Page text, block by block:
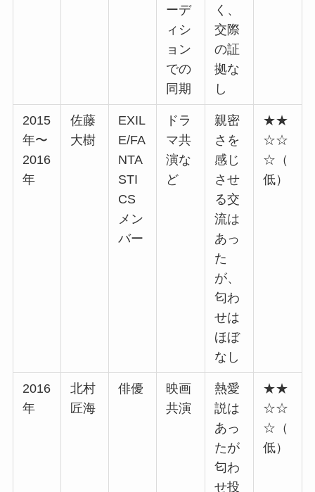
ーデ
ィシ
ョン
での
同期
く、
交際
の証
拠な
し
2015
年〜
2016
年
佐藤
大樹
EXIL
E/FA
NTA
STI
CS
メン
バー
ドラ
マ共
演な
ど
親密
さを
感じ
させ
る交
流は
あっ
た
が、
匂わ
せは
ほぼ
なし
★★
☆☆
☆（
低）
2016
年
北村
匠海
俳優
映画
共演
熱愛
説は
あっ
たが
匂わ
せ投
★★
☆☆
☆（
低）